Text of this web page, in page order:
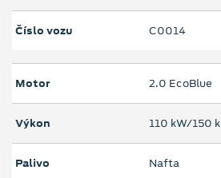
Číslo vozu C0014
Motor 2.0 EcoBlue
Výkon 110 kW/150 k
Palivo Nafta